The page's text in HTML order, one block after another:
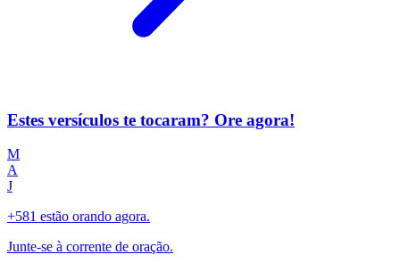
Estes versículos te tocaram? Ore agora!
M
A
J
+581 estão orando agora.
Junte-se à corrente de oração.